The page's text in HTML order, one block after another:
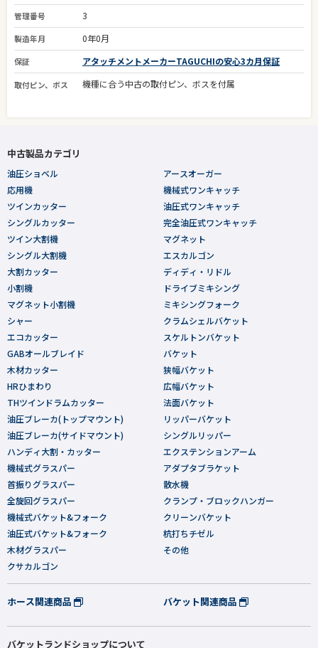
管理番号 3
製造年月 0年0月
保証 アタッチメントメーカーTAGUCHIの安心3カ月保証
取付ピン、ボス 機種に合う中古の取付ピン、ボスを付属
中古製品カテゴリ
油圧ショベル
応用機
ツインカッター
シングルカッター
ツイン大割機
シングル大割機
大割カッター
小割機
マグネット小割機
シャー
エコカッター
GABオールブレイド
木材カッター
HRひまわり
THツインドラムカッター
油圧ブレーカ(トップマウント)
油圧ブレーカ(サイドマウント)
ハンディ大割・カッター
機械式グラスパー
首振りグラスパー
全旋回グラスパー
機械式バケット&フォーク
油圧式バケット&フォーク
木材グラスパー
クサカルゴン
アースオーガー
機械式ワンキャッチ
油圧式ワンキャッチ
完全油圧式ワンキャッチ
マグネット
エスカルゴン
ディディ・リドル
ドライブミキシング
ミキシングフォーク
クラムシェルバケット
スケルトンバケット
バケット
狭幅バケット
広幅バケット
法面バケット
リッパーバケット
シングルリッパー
エクステンションアーム
アダプタブラケット
散水機
クランプ・ブロックハンガー
クリーンバケット
杭打ちチゼル
その他
ホース関連商品 バケット関連商品
バケットランドショップについて